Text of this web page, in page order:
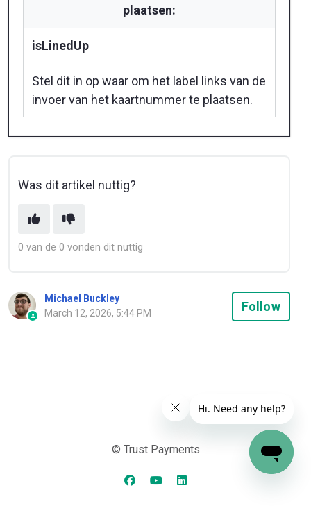
plaatsen:
isLinedUp
Stel dit in op waar om het label links van de
invoer van het kaartnummer te plaatsen.
Was dit artikel nuttig?
0 van de 0 vonden dit nuttig
Michael Buckley
March 12, 2026, 5:44 PM
Follow
© Trust Payments